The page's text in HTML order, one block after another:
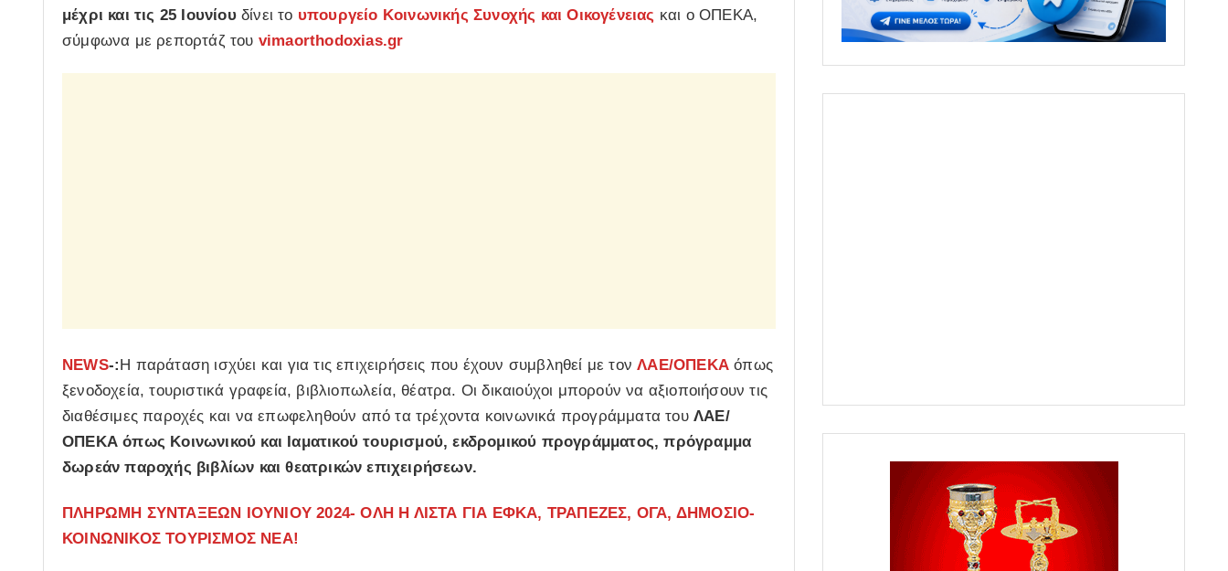
μέχρι και τις 25 Ιουνίουδίνει το υπουργείο Κοινωνικής Συνοχής και Οικογένειας και ο ΟΠΕΚΑ,
σύμφωνα με ρεπορτάζ του vimaorthodoxias.gr
NEWS-: Η παράταση ισχύει και για τις επιχειρήσεις που έχουν συμβληθεί με τονΛΑΕ/ΟΠΕΚΑ όπως
ξενοδοχεία, τουριστικά γραφεία, βιβλιοπωλεία, θέατρα. Οι δικαιούχοι μπορούν να αξιοποιήσουν τις
διαθέσιμες παροχές και να επωφεληθούν από τα τρέχοντα κοινωνικά προγράμματα τουΛΑΕ/
ΟΠΕΚΑ όπως Κοινωνικού και Ιαματικού τουρισμού, εκδρομικού προγράμματος, πρόγραμμα
δωρεάν παροχής βιβλίων και θεατρικών επιχειρήσεων.
ΠΛΗΡΩΜΗ ΣΥΝΤΑΞΕΩΝ ΙΟΥΝΙΟΥ 2024- ΟΛΗ Η ΛΙΣΤΑ ΓΙΑ ΕΦΚΑ, ΤΡΑΠΕΖΕΣ, ΟΓΑ, ΔΗΜΟΣΙΟ-
ΚΟΙΝΩΝΙΚΟΣ ΤΟΥΡΙΣΜΟΣ ΝΕΑ!